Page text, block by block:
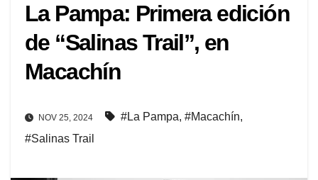
La Pampa: Primera edición
de “Salinas Trail”, en
Macachín
NOV 25, 2024 #La Pampa, #Macachín,
#Salinas Trail